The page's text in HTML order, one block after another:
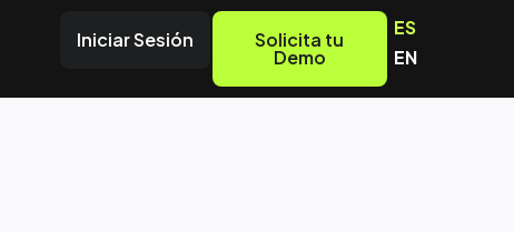
Iniciar Sesión Solicita tu
Demo
ES
EN